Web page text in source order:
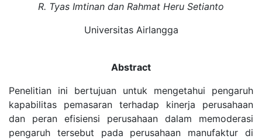
R. Tyas Imtinan dan Rahmat Heru Setianto
Universitas Airlangga
Abstract
Penelitian ini bertujuan untuk mengetahui pengaruh
kapabilitas pemasaran terhadap kinerja perusahaan
dan peran efisiensi perusahaan dalam memoderasi
pengaruh tersebut pada perusahaan manufaktur di